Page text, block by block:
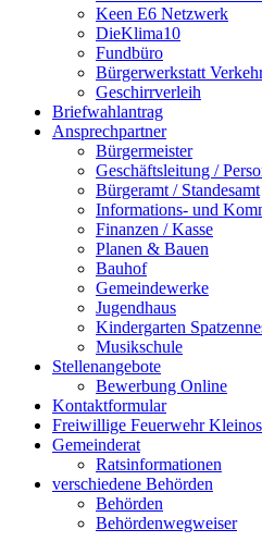
Keen E6 Netzwerk
DieKlima10
Fundbüro
Bürgerwerkstatt
Geschirrverleih
Briefwahlantrag
Ansprechpartner
Bürgermeister
Geschäftsleitung /
Bürgeramt / Standesamt
Informations- und
Finanzen / Kasse
Planen & Bauen
Bauhof
Gemeindewerke
Jugendhaus
Kindergarten
Musikschule
Stellenangebote
Bewerbung Online
Kontaktformular
Freiwillige Feuerwehr
Gemeinderat
Ratsinformationen
verschiedene Behörden
Behörden
Behördenwegweiser